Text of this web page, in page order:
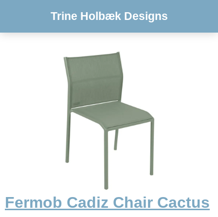
Trine Holbæk Designs
Fermob Cadiz Chair Cactus